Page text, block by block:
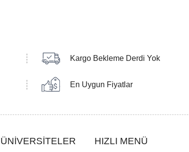
Kargo Bekleme Derdi Yok
En Uygun Fiyatlar
ÜNİVERSİTELER HIZLI MENÜ